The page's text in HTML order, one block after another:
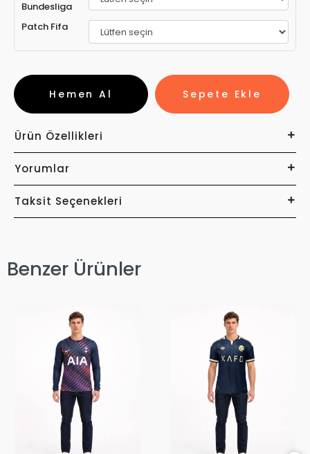
Bundesliga
Patch Fifa
Sepete Ekle
Hemen Al
Ürün Özellikleri
Yorumlar
Taksit Seçenekleri
Benzer Ürünler